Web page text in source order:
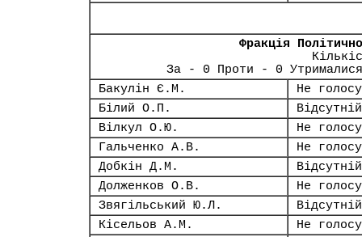
Фракція
За - 0 Проти - 0
Бакулін Є.М.
Не
Білий О.П.
Відсутній
Вілкул О.Ю.
Не
Гальченко А.В.
Не
Добкін Д.М.
Відсутній
Долженков О.В.
Не
Звягільський Ю.Л.
Відсутній
Кісельов А.М.
Не